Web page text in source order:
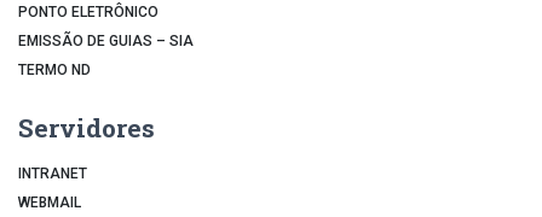
PONTO ELETRÔNICO
EMISSÃO DE GUIAS – SIA
TERMO ND
Servidores
INTRANET
WEBMAIL